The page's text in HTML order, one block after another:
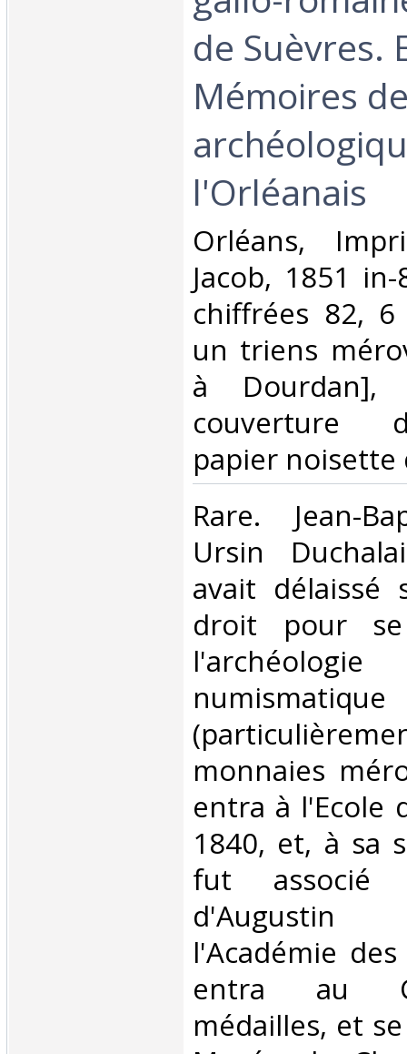
de Suèvres.
Mémoires
l'Orléanais‎
‎Orléans,
Jacob, 1851
chiffrées 82,
un triens
à Dourdan],
couverture
papier noisette
‎Rare. Jean-
Ursin
avait délaissé
droit pour
numismatique
monnaies
entra à l'Ecole
1840, et, à sa
fut associé
l'Académie
entra au
médailles, et